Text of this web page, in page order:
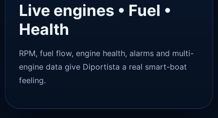
Live engines • Fuel •
Health
RPM, fuel flow, engine health, alarms and multi-
engine data give Diportista a real smart-boat
feeling.